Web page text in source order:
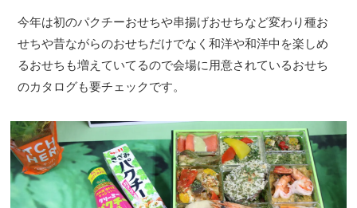
今年は初のパクチーおせちや串揚げおせちなど変わり種お
せちや昔ながらのおせちだけでなく和洋や和洋中を楽しめ
るおせちも増えていてるので会場に用意されているおせち
のカタログも要チェックです。